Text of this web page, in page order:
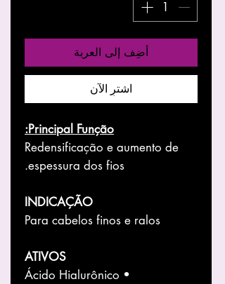
أضِف إلى العربة
اشترِ الآن
Principal Função:
Redensificação e aumento de
espessura dos fios.
INDICAÇÃO
Para cabelos finos e ralos
ATIVOS
• Ácido Hialurônico